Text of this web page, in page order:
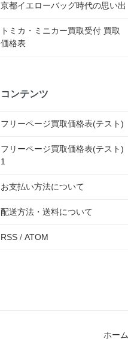
京都イエローバッグ時代の思い出
トミカ・ミニカー買取受付 買取
価格表
コンテンツ
フリーページ買取価格表(テスト)
フリーページ買取価格表(テスト)
1
お支払い方法について
配送方法・送料について
RSS / ATOM
ホーム